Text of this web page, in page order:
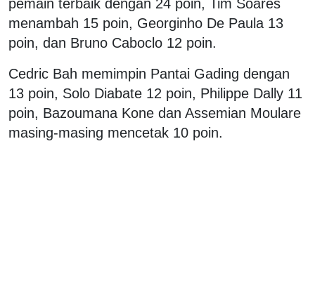
pemain terbaik dengan 24 poin, Tim Soares
menambah 15 poin, Georginho De Paula 13
poin, dan Bruno Caboclo 12 poin.
Cedric Bah memimpin Pantai Gading dengan
13 poin, Solo Diabate 12 poin, Philippe Dally 11
poin, Bazoumana Kone dan Assemian Moulare
masing-masing mencetak 10 poin.